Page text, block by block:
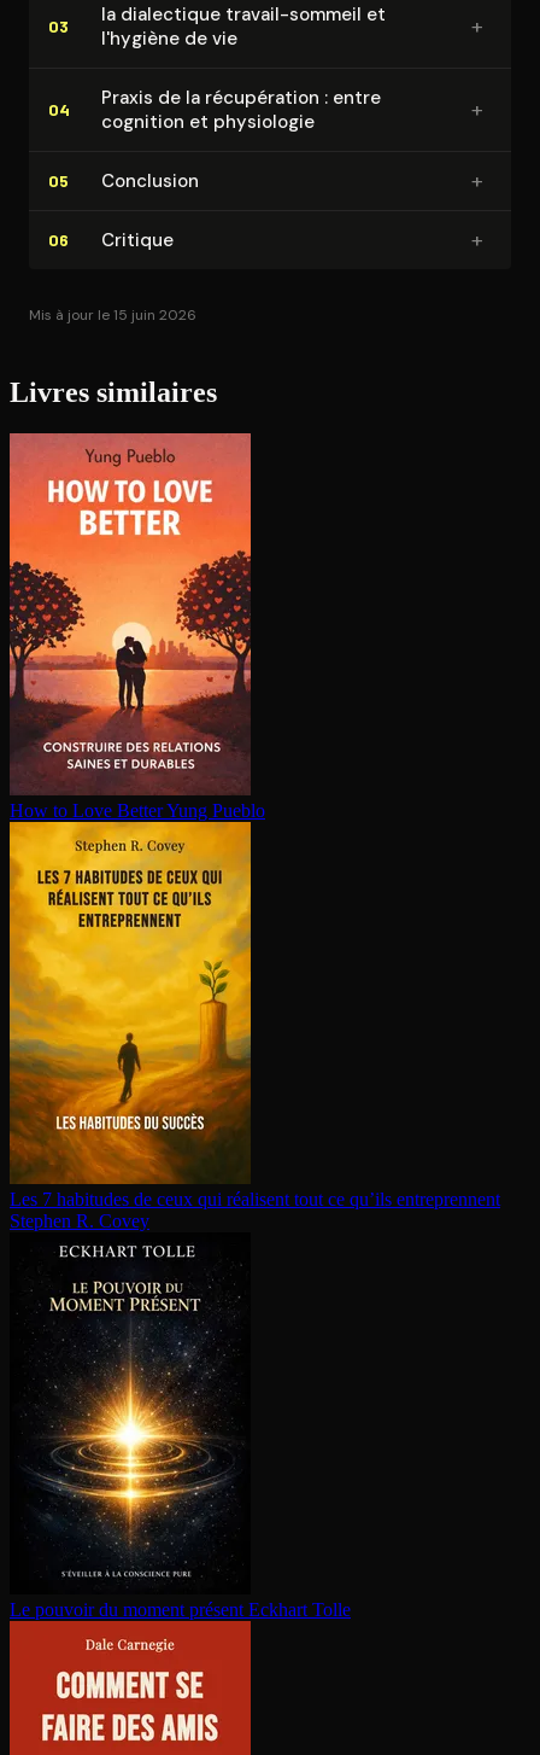
03
la dialectique travail-sommeil et
l'hygiène de vie
+
04
Praxis de la ré­cu­pé­ra­tion : entre
cognition et physiologie
+
05 Conclusion +
06 Critique +
Mis à jour le 15 juin 2026
Livres similaires
How to Love BetterYung Pueblo
Les 7 habitudes de ceux qui réalisent tout ce qu’ils en­tre­prennent
Stephen R. Covey
Le pouvoir du moment présent Eckhart Tolle